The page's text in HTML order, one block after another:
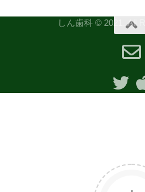
しん歯科 © 2021. All